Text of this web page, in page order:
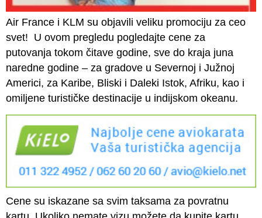
Air France i KLM su objavili veliku promociju za ceo
svet! U ovom pregledu pogledajte cene za
putovanja tokom čitave godine, sve do kraja juna
naredne godine – za gradove u Severnoj i Južnoj
Americi, za Karibe, Bliski i Daleki Istok, Afriku, kao i
omiljene turističke destinacije u indijskom okeanu.
Cene su iskazane sa svim taksama za povratnu